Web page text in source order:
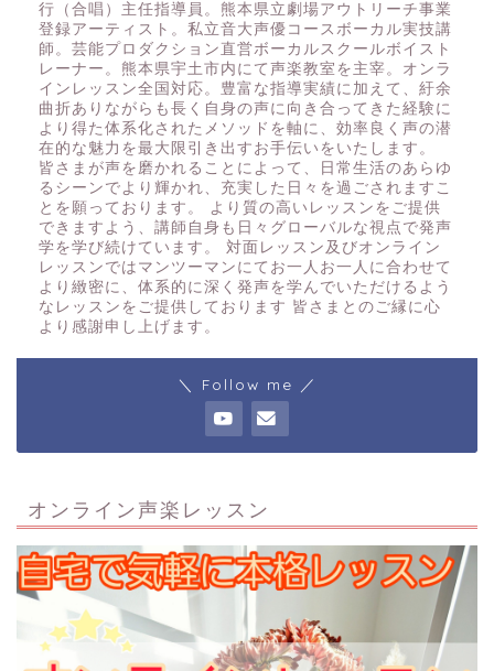
行（合唱）主任指導員。熊本県立劇場アウトリーチ事業
登録アーティスト。私立音大声優コースボーカル実技講
師。芸能プロダクション直営ボーカルスクールボイスト
レーナー。熊本県宇土市内にて声楽教室を主宰。オンラ
インレッスン全国対応。豊富な指導実績に加えて、紆余
曲折ありながらも長く自身の声に向き合ってきた経験に
より得た体系化されたメソッドを軸に、効率良く声の潜
在的な魅力を最大限引き出すお手伝いをいたします。
皆さまが声を磨かれることによって、日常生活のあらゆ
るシーンでより輝かれ、充実した日々を過ごされますこ
とを願っております。 より質の高いレッスンをご提供
できますよう、講師自身も日々グローバルな視点で発声
学を学び続けています。 対面レッスン及びオンライン
レッスンではマンツーマンにてお一人お一人に合わせて
より緻密に、体系的に深く発声を学んでいただけるよう
なレッスンをご提供しております 皆さまとのご縁に心
より感謝申し上げます。
＼ Follow me ／
オンライン声楽レッスン